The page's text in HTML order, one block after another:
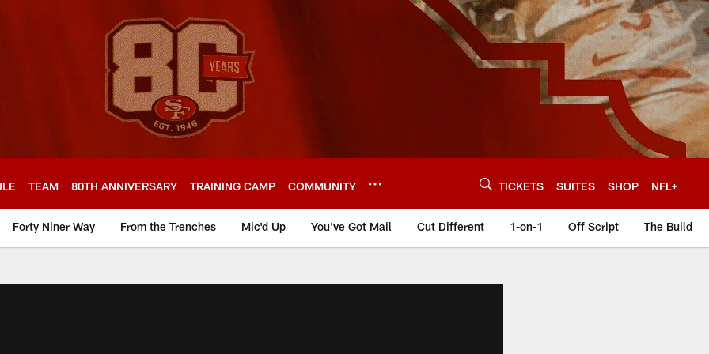
TEAM 80TH ANNIVERSARY TRAINING CAMP COMMUNITY TICKETS SUITES SHOP NFL+
Forty Niner Way From the Trenches Mic'd Up You've Got Mail Cut Different 1-on-1 Off Script The Build